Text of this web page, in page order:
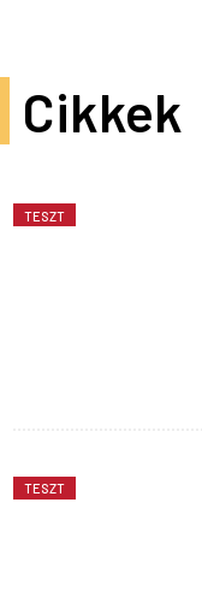
Cikkek
TESZT
TESZT